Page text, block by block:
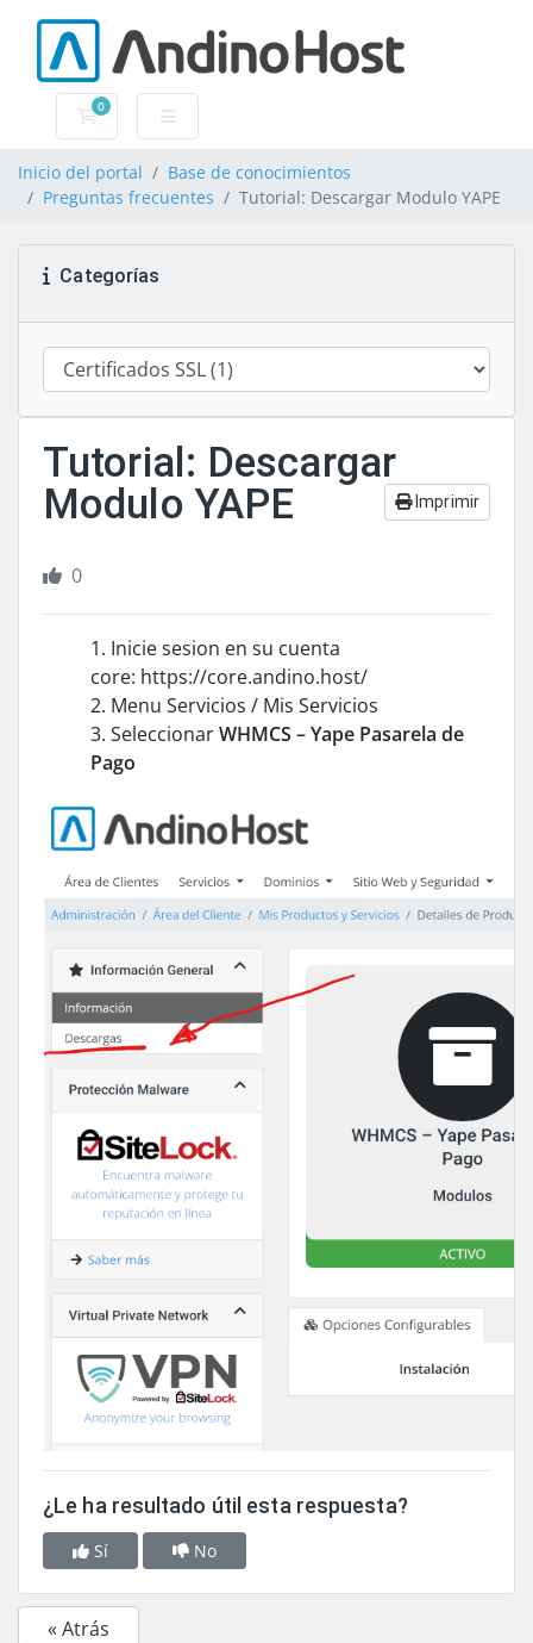
0
Carrito
Inicio del portal
Base de conocimientos
Preguntas frecuentes
Tutorial: Descargar Modulo YAPE
Categorías
Tutorial: Descargar
Modulo YAPE
Imprimir
0
Inicie sesion en su cuenta
core: https://core.andino.host/
Menu Servicios / Mis Servicios
SeleccionarWHMCS – Yape Pasarela de
Pago
¿Le ha resultado útil esta respuesta?
Sí No
« Atrás